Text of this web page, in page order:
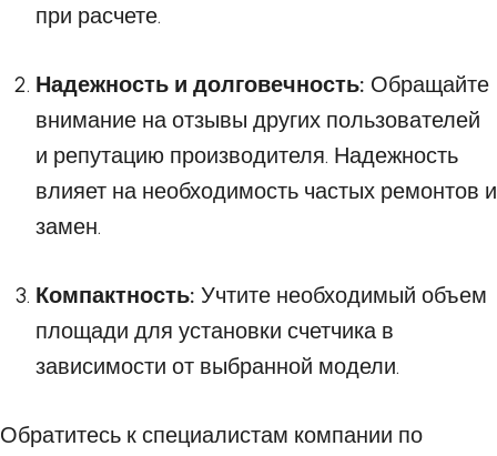
при расчете.
Надежность и долговечность: Обращайте
внимание на отзывы других пользователей
и репутацию производителя. Надежность
влияет на необходимость частых ремонтов и
замен.
Компактность: Учтите необходимый объем
площади для установки счетчика в
зависимости от выбранной модели.
Обратитесь к специалистам компании по